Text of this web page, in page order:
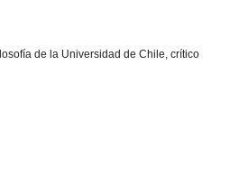
de la Universidad de Chile, crítico